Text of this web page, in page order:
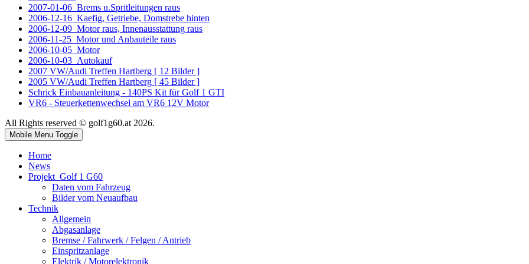
2007-01-06_Brems u.Spritleitungen raus
2006-12-16_Kaefig, Getriebe, Domstrebe hinten
2006-12-09_Motor raus, Innenausstattung raus
2006-11-25_Motor und Anbauteile raus
2006-10-05_Motor
2006-10-03_Autokauf
2007 VW/Audi Treffen Hartberg [ 12 Bilder ]
2005 VW/Audi Treffen Hartberg [ 45 Bilder ]
Schrick Einbauanleitung - 140PS Kit für Golf 1 GTI
VR6 - Steuerkettenwechsel am VR6 12V Motor
All Rights reserved © golf1g60.at 2026.
Mobile Menu Toggle
Home
News
Projekt_Golf 1 G60
Daten vom Fahrzeug
Bilder vom Neuaufbau
Technik
Allgemein
Abgasanlage
Bremse / Fahrwerk / Felgen / Antrieb
Einspritzanlage
Elektrik / Motorelektronik